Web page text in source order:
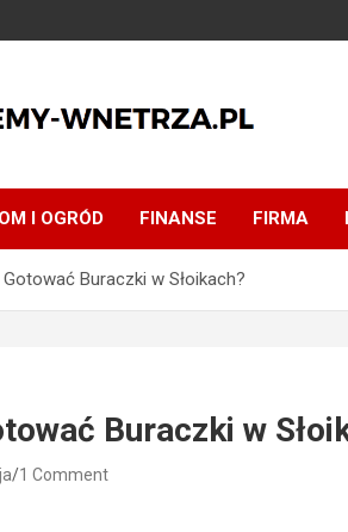
wnetrza.pl
I OGRÓD FINANSE FIRMA
Gotować Buraczki w Słoikach?
Buraczki w
1 Comment